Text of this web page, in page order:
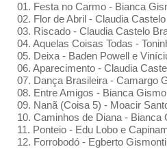
01.⁠ ⁠Festa no Carmo - Bianca
02.⁠ ⁠Flor de Abril - Claudia
03.⁠ ⁠Riscado - Claudia Castelo
04.⁠ ⁠Aquelas Coisas Todas -
05.⁠ ⁠Deixa - Baden Powell e
06.⁠ ⁠Aparecimento - Claudia
07.⁠ ⁠Dança Brasileira - Camargo
08.⁠ ⁠Entre Amigos - Bianca
09.⁠ ⁠Nanã (Coisa 5) - Moacir
10.⁠ ⁠Caminhos de Diana - Bianca
11.⁠ ⁠Ponteio - Edu Lobo e
12.⁠ ⁠Forrobodó - Egberto Gismonti